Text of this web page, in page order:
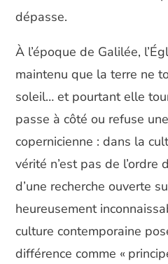
dépasse.
À l’époque de Galilée,
maintenu que la terre ne
soleil… et pourtant elle
passe à côté ou refuse
copernicienne : dans la
vérité n’est pas de l’ordre
d’une recherche ouverte
heureusement
culture contemporaine
différence comme «